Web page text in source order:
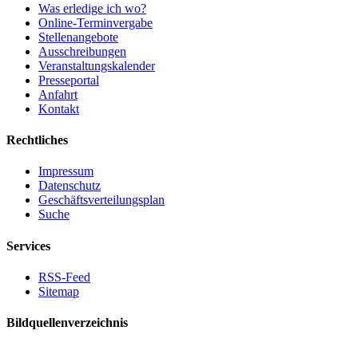
Was erledige ich wo?
Online-Terminvergabe
Stellenangebote
Ausschreibungen
Veranstaltungskalender
Presseportal
Anfahrt
Kontakt
Rechtliches
Impressum
Datenschutz
Geschäftsverteilungsplan
Suche
Services
RSS-Feed
Sitemap
Bildquellenverzeichnis